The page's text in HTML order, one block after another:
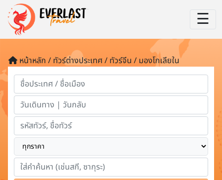
☰
หน้าหลัก / ทัวร์ต่างประเทศ / ทัวร์จีน / มองโกเลียใน